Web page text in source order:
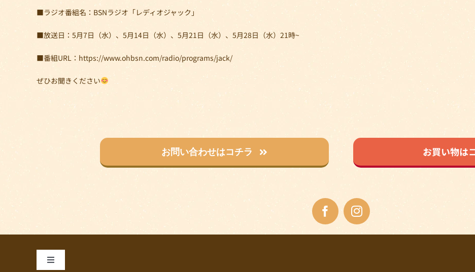
■ラジオ番組名：BSNラジオ「レディオジャック」
■放送日：5月7日（水）、5月14日（水）、5月21日（水）、5月28日（水）21時~
■番組URL： https://www.ohbsn.com/radio/programs/jack/
ぜひお聞きください
お問い合わせはコチラ お買い物は
Toggle